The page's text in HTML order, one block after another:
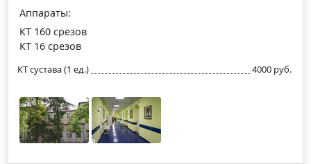
Аппараты:
КТ 160 срезов
КТ 16 срезов
КТ сустава (1 ед.) 4000 руб.